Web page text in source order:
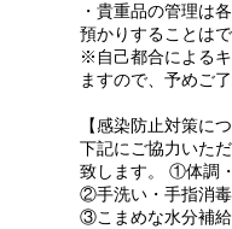
・貴重品の管理は
預かりすることはで
※自己都合による
ますので、予めご
【感染防止対策につ
下記にご協力いた
致します。 ①体調
②手洗い・手指消毒
③こまめな水分補給